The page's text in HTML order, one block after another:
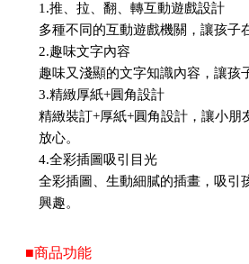
1.推、拉、翻、轉互動遊戲設計
多種不同的互動遊戲機關，讓孩子
2.趣味文字內容
趣味又淺顯的文字知識內容，讓孩
3.精緻厚紙+圓角設計
精緻裝訂+厚紙+圓角設計，讓小朋
放心。
4.全彩插圖吸引目光
全彩插圖、生動細膩的插畫，吸引
興趣。
■商品功能